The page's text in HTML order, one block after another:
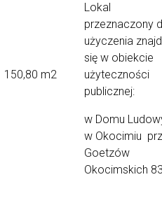
150,80 m2
Lokal
przeznaczony
użyczenia
się w obiekcie
użyteczności
publicznej:
w Domu
w Okocimiu
Goetzów
Okocimskich